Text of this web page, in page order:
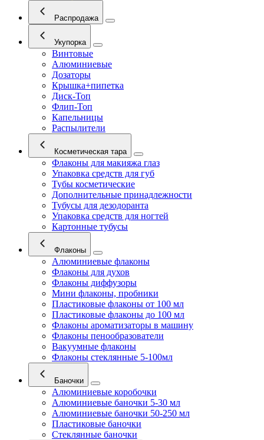
Распродажа
Укупорка
Винтовые
Алюминиевые
Дозаторы
Крышка+пипетка
Диск-Топ
Флип-Топ
Капельницы
Распылители
Косметическая тара
Флаконы для макияжа глаз
Упаковка средств для губ
Тубы косметические
Дополнительные принадлежности
Тубусы для дезодоранта
Упаковка средств для ногтей
Картонные тубусы
Флаконы
Алюминиевые флаконы
Флаконы для духов
Флаконы диффузоры
Мини флаконы, пробники
Пластиковые флаконы от 100 мл
Пластиковые флаконы до 100 мл
Флаконы ароматизаторы в машину
Флаконы пенообразователи
Вакуумные флаконы
Флаконы стеклянные 5-100мл
Баночки
Алюминиевые коробочки
Алюминиевые баночки 5-30 мл
Алюминиевые баночки 50-250 мл
Пластиковые баночки
Стеклянные баночки